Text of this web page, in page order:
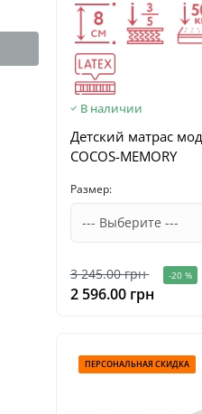
В наличии
Детский матрас
COCOS-MEMORY
Размер:
3 245.00 грн -20 %
2 596.00 грн
ПЕРСОНАЛЬНАЯ СКИДКА